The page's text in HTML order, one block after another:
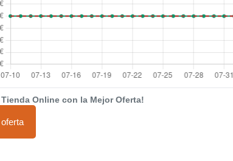
Tienda Online con la Mejor Oferta!